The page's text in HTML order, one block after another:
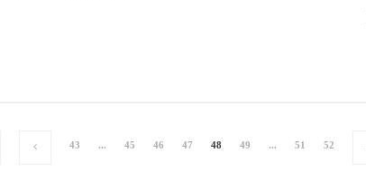
43 ... 45 46 47 48 49 ... 51 52